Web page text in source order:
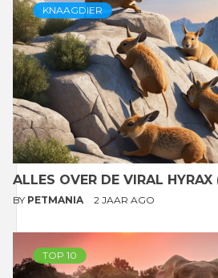
KNAAGDIER
ALLES OVER DE VIRAL
BY PETMANIA 2 JAAR AGO
TOP 10